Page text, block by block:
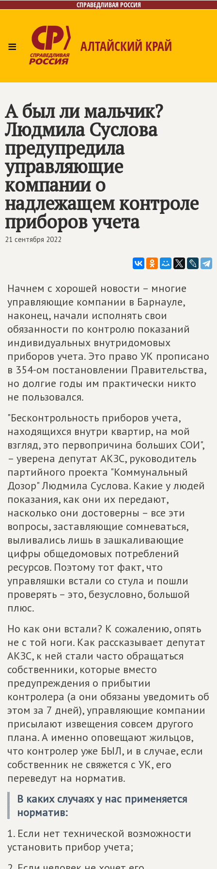
СПРАВЕДЛИВАЯ РОССИЯ
≡ АЛТАЙСКИЙ КРАЙ
А был ли мальчик?
Людмила Суслова
предупредила
управляющие
компании о
надлежащем контроле
приборов учета
21 сентября 2022
Начнем с хорошей новости – многие
управляющие компании в Барнауле,
наконец, начали исполнять свои
обязанности по контролю показаний
индивидуальных внутридомовых
приборов учета. Это право УК прописано
в 354-ом постановлении Правительства,
но долгие годы им практически никто
не пользовался.
"Бесконтрольность приборов учета,
находящихся внутри квартир, на мой
взгляд, это первопричина больших СОИ",
– уверена депутат АКЗС, руководитель
партийного проекта "Коммунальный
Дозор" Людмила Суслова. Какие у людей
показания, как они их передают,
насколько они достоверны – все эти
вопросы, заставляющие сомневаться,
выливались лишь в зашкаливающие
цифры общедомовых потреблений
ресурсов. Поэтому тот факт, что
управляшки встали со стула и пошли
проверять – это, безусловно, большой
плюс.
Но как они встали? К сожалению, опять
не с той ноги. Как рассказывает депутат
АКЗС, к ней стали часто обращаться
собственники, которые вместо
предупреждения о прибытии
контролера (а они обязаны уведомить об
этом за 7 дней), управляющие компании
присылают извещения совсем другого
плана. А именно оповещают жильцов,
что контролер уже БЫЛ, и в случае, если
собственник не свяжется с УК, его
переведут на норматив.
В каких случаях у нас применяется
норматив:
1. Если нет технической возможности
установить прибор учета;